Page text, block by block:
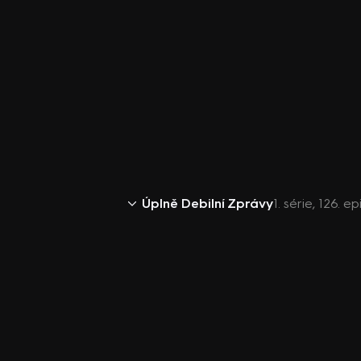
Úplně Debilní Zprávy1. série, 126.